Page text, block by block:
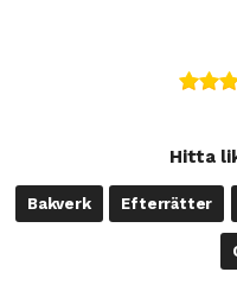
Hitta
Bakverk Efterrätter